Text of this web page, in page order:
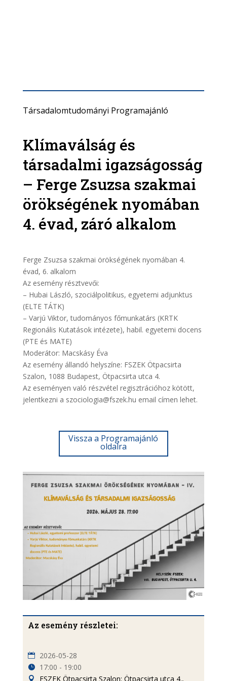
Társadalomtudományi Programajánló
Klímaválság és
társadalmi igazságosság
– Ferge Zsuzsa szakmai
örökségének nyomában
4. évad, záró alkalom
Ferge Zsuzsa szakmai örökségének nyomában 4.
évad, 6. alkalom
Az esemény résztvevői:
– Hubai László, szociálpolitikus, egyetemi adjunktus
(ELTE TÁTK)
– Varjú Viktor, tudományos főmunkatárs (KRTK
Regionális Kutatások intézete), habil. egyetemi docens
(PTE és MATE)
Moderátor: Macskásy Éva
Az esemény állandó helyszíne: FSZEK Ötpacsirta
Szalon, 1088 Budapest, Ötpacsirta utca 4.
Az eseményen való részvétel regisztrációhoz kötött,
jelentkezni a szociologia@fszek.hu email címen lehet.
Vissza a Programajánló
oldalra
Az esemény részletei:
2026-05-28
17:00 - 19:00
FSZEK Ötpacsirta Szalon: Ötpacsirta utca 4.,